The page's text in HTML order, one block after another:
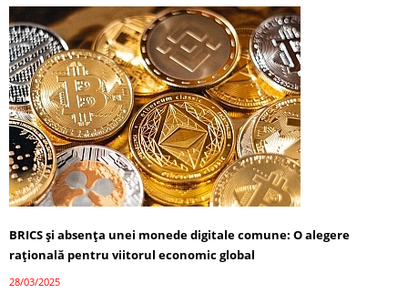
BRICS și absența unei monede digitale comune: O alegere
rațională pentru viitorul economic global
28/03/2025